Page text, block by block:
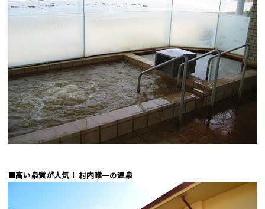
■高い泉質が人気！ 村内唯一の温泉